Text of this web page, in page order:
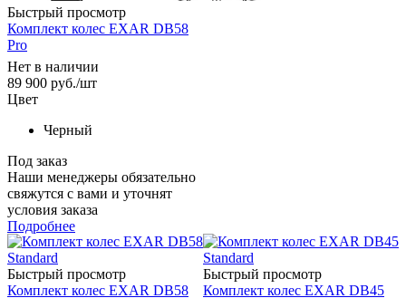
Быстрый просмотр
Комплект колес EXAR DB58
Pro
Нет в наличии
89 900 руб./шт
Цвет
Черный
Под заказ
Наши менеджеры обязательно
свяжутся с вами и уточнят
условия заказа
Подробнее
Быстрый просмотр
Комплект колес EXAR DB58
Быстрый просмотр
Комплект колес EXAR DB45